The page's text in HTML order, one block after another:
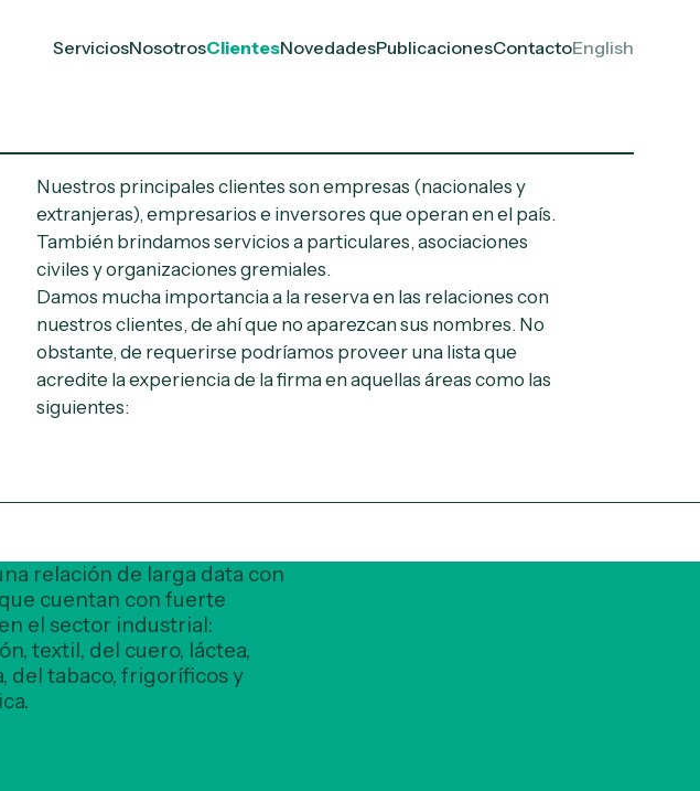
ServiciosNosotrosClientesNovedadesPublicacionesContactoEnglish
Nuestros principales clientes son empresas (nacionales y
extranjeras), empresarios e inversores que operan en el país.
También brindamos servicios a particulares, asociaciones
civiles y organizaciones gremiales.
Damos mucha importancia a la reserva en las relaciones con
nuestros clientes, de ahí que no aparezcan sus nombres. No
obstante, de requerirse podríamos proveer una lista que
acredite la experiencia de la firma en aquellas áreas como las
siguientes:
relación de larga data con
cuentan con fuerte
el sector industrial:
textil, del cuero, láctea,
del tabaco, frigoríficos y